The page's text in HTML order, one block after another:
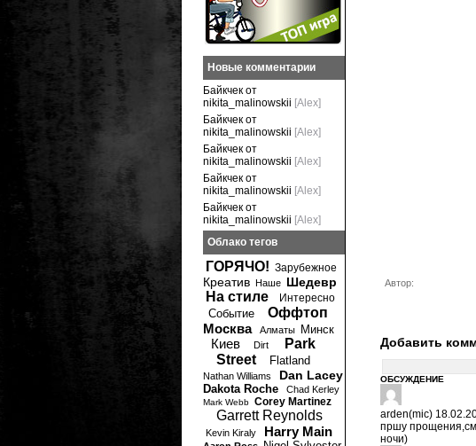
Автор:
Добавить
ОБСУЖДЕНИЕ
arden(mic)
пршу
ночи)
Новые комментарии
Байкчек от
nikita_malinowskii [Alex]
Байкчек от
nikita_malinowskii [Alex]
Байкчек от
nikita_malinowskii [Alex]
Байкчек от
nikita_malinowskii [Alex]
Байкчек от
nikita_malinowskii [Alex]
Облако тегов
ГОРЯЧО! Зарубежное
Креатив Наше Шедевр
На стиле Интересно
Событие
Оффтоп
Москва
Алматы Минск
Киев Dirt
Park
Street
Flatland
Nathan Williams Dan Lacey
Dakota Roche Chad Kerley
Mark Webb Corey Martinez
Garrett Reynolds
Kevin Kiraly Harry Main